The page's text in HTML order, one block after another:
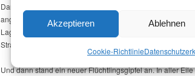
Akzeptieren Ablehnen
Cookie-Richtlinie
Dann kam der Innenminister um die Ecke und sprach von
angeblich notwendigen Migrationsbremse. Ganz genau
Lage ist – aber hey, eine „Das Boot ist voll“-Rhetorik war
Strategie, um vom eigenen Versagen abzulenken.
Und dann stand ein neuer Flüchtlingsgipfel an. In aller